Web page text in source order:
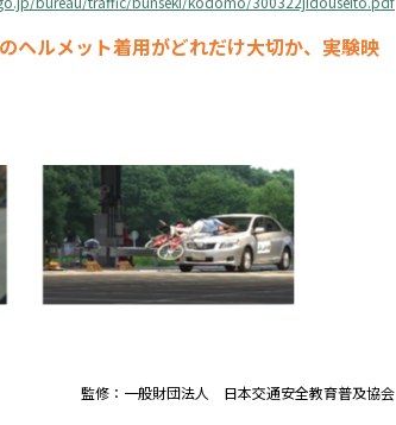
ヘルメット着用がどれだけ大切か、実験映
監修：一般財団法人 日本交通安全教育普及協会